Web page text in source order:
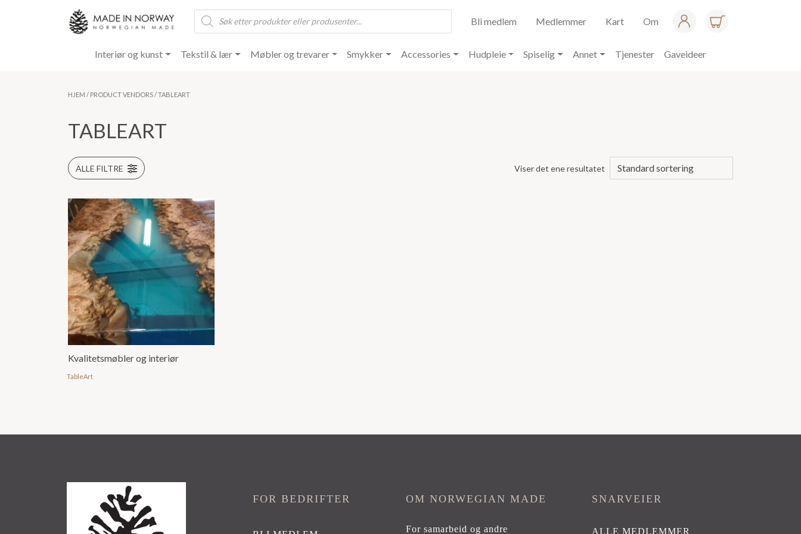
Products
search
Bli medlem Medlemmer Kart Om
Interiør og kunst Tekstil & lær Møbler og trevarer Smykker Accessories Hudpleie Spiselig Annet Tjenester Gaveideer
HJEM / PRODUCT VENDORS / TABLEART
TABLEART
ALLE FILTRE Viser det ene resultatet
Kvalitetsmøbler og interiør
TableArt
FOR BEDRIFTER OM NORWEGIAN MADE
For samarbeid og andre
SNARVEIER
ALLE MEDLEMMER